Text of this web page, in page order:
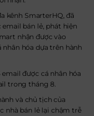
kênh SmarterHQ, đã
bán lẻ, phát hiện
nhận được vào
hóa dựa trên hành
được cá nhân hóa
trong tháng 8.
và chủ tịch của
nhà bán lẻ lại chậm trễ